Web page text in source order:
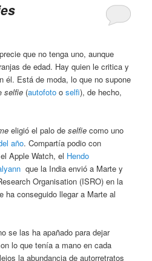
que no tenga uno, aunque
de edad. Hay quien le critica y
él. Está de moda, lo que no supone
selfie (autofoto oselfi), de hecho,
eligió el palo deselfie como uno
año. Compartía podio con
Apple Watch, el Hendo
que la India envió a Marte y
Organisation (ISRO) en la
ha conseguido llegar a Marte al
se las ha apañado para dejar
lo que tenía a mano en cada
la abundancia de autorretratos